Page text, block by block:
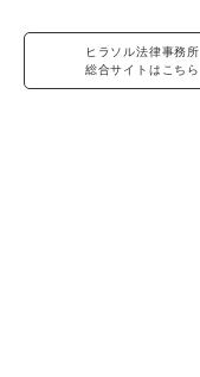
ヒラソル法律事務所
総合サイトはこちら